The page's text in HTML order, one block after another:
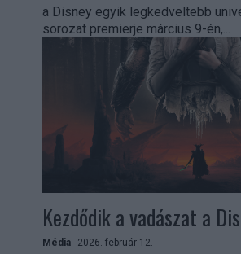
a Disney egyik legkedveltebb
sorozat premierje március 9-én,...
Kezdődik a vadászat a
Média 2026. február 12.